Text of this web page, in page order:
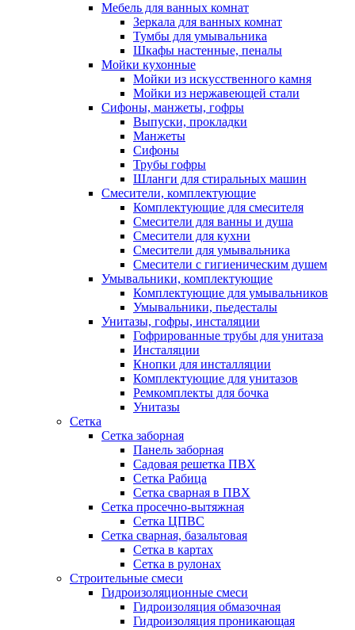
Мебель для ванных комнат
Зеркала для ванных комнат
Тумбы для умывальника
Шкафы настенные, пеналы
Мойки кухонные
Мойки из искусственного камня
Мойки из нержавеющей стали
Сифоны, манжеты, гофры
Выпуски, прокладки
Манжеты
Сифоны
Трубы гофры
Шланги для стиральных машин
Смесители, комплектующие
Комплектующие для смесителя
Смесители для ванны и душа
Смесители для кухни
Смесители для умывальника
Смесители с гигиеническим душем
Умывальники, комплектующие
Комплектующие для умывальников
Умывальники, пьедесталы
Унитазы, гофры, инсталяции
Гофрированные трубы для унитаза
Инсталяции
Кнопки для инсталляции
Комплектующие для унитазов
Ремкомплекты для бочка
Унитазы
Сетка
Сетка заборная
Панель заборная
Садовая решетка ПВХ
Сетка Рабица
Сетка сварная в ПВХ
Сетка просечно-вытяжная
Сетка ЦПВС
Сетка сварная, базальтовая
Сетка в картах
Сетка в рулонах
Строительные смеси
Гидроизоляционные смеси
Гидроизоляция обмазочная
Гидроизоляция проникающая